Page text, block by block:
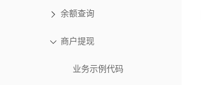
余额查询
商户提现
业务示例代码